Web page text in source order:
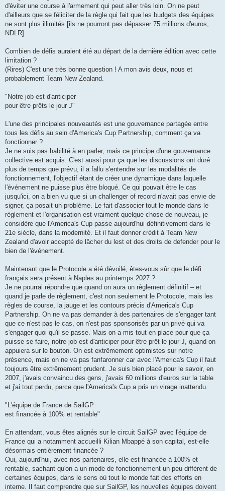
d'éviter une course à l'armement qui peut aller très loin. On ne peut
d'ailleurs que se féliciter de la règle qui fait que les budgets des équipes
ne sont plus illimités [ils ne pourront pas dépasser 75 millions d'euros,
NDLR].
Combien de défis auraient été au départ de la dernière édition avec cette
limitation ?
(Rires) C'est une très bonne question ! A mon avis deux, nous et
probablement Team New Zealand.
"Notre job est d'anticiper
pour être prêts le jour J"
L'une des principales nouveautés est une gouvernance partagée entre
tous les défis au sein d'America's Cup Partnership, comment ça va
fonctionner ?
Je ne suis pas habilité à en parler, mais ce principe d'une gouvernance
collective est acquis. C'est aussi pour ça que les discussions ont duré
plus de temps que prévu, il a fallu s'entendre sur les modalités de
fonctionnement, l'objectif étant de créer une dynamique dans laquelle
l'événement ne puisse plus être bloqué. Ce qui pouvait être le cas
jusqu'ici, on a bien vu que si un challenger of record n'avait pas envie de
signer, ça posait un problème. Le fait d'associer tout le monde dans le
règlement et l'organisation est vraiment quelque chose de nouveau, je
considère que l'America's Cup passe aujourd'hui définitivement dans le
21e siècle, dans la modernité. Et il faut donner crédit à Team New
Zealand d'avoir accepté de lâcher du lest et des droits de defender pour le
bien de l'événement.
Maintenant que le Protocole a été dévoilé, êtes-vous sûr que le défi
français sera présent à Naples au printemps 2027 ?
Je ne pourrai répondre que quand on aura un règlement définitif – et
quand je parle de règlement, c'est non seulement le Protocole, mais les
règles de course, la jauge et les contours précis d'America's Cup
Partnership. On ne va pas demander à des partenaires de s'engager tant
que ce n'est pas le cas, on n'est pas sponsorisés par un privé qui va
s'engager quoi qu'il se passe. Mais on a mis tout en place pour que ça
puisse se faire, notre job est d'anticiper pour être prêt le jour J, quand on
appuiera sur le bouton. On est extrêmement optimistes sur notre
présence, mais on ne va pas fanfaronner car avec l'America's Cup il faut
toujours être extrêmement prudent. Je suis bien placé pour le savoir, en
2007, j'avais convaincu des gens, j'avais 60 millions d'euros sur la table
et j'ai tout perdu, parce que l'America's Cup a pris un virage inattendu.
"L'équipe de France de SailGP
est financée à 100% et rentable"
En attendant, vous êtes alignés sur le circuit SailGP avec l'équipe de
France qui a notamment accueilli Kilian Mbappé à son capital, est-elle
désormais entièrement financée ?
Oui, aujourd'hui, avec nos partenaires, elle est financée à 100% et
rentable, sachant qu'on a un mode de fonctionnement un peu différent de
certaines équipes, dans le sens où tout le monde fait des efforts en
interne. Il faut comprendre que sur SailGP, les nouvelles équipes doivent